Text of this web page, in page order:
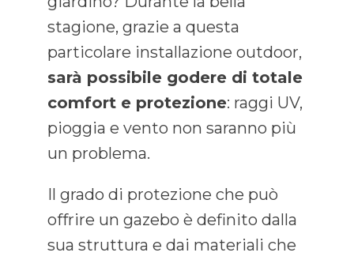
stagione, grazie a questa
particolare installazione outdoor,
sarà possibile godere di totale
comfort e protezione: raggi UV,
pioggia e vento non saranno più
un problema.
Il grado di protezione che può
offrire un gazebo è definito dalla
sua struttura e dai materiali che